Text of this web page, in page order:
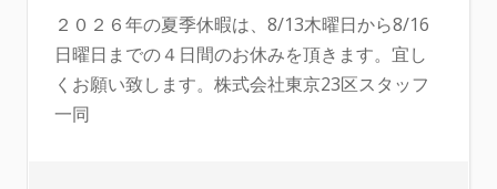
２０２６年の夏季休暇は、8/13木曜日から8/16
日曜日までの４日間のお休みを頂きます。宜し
くお願い致します。株式会社東京23区スタッフ
一同